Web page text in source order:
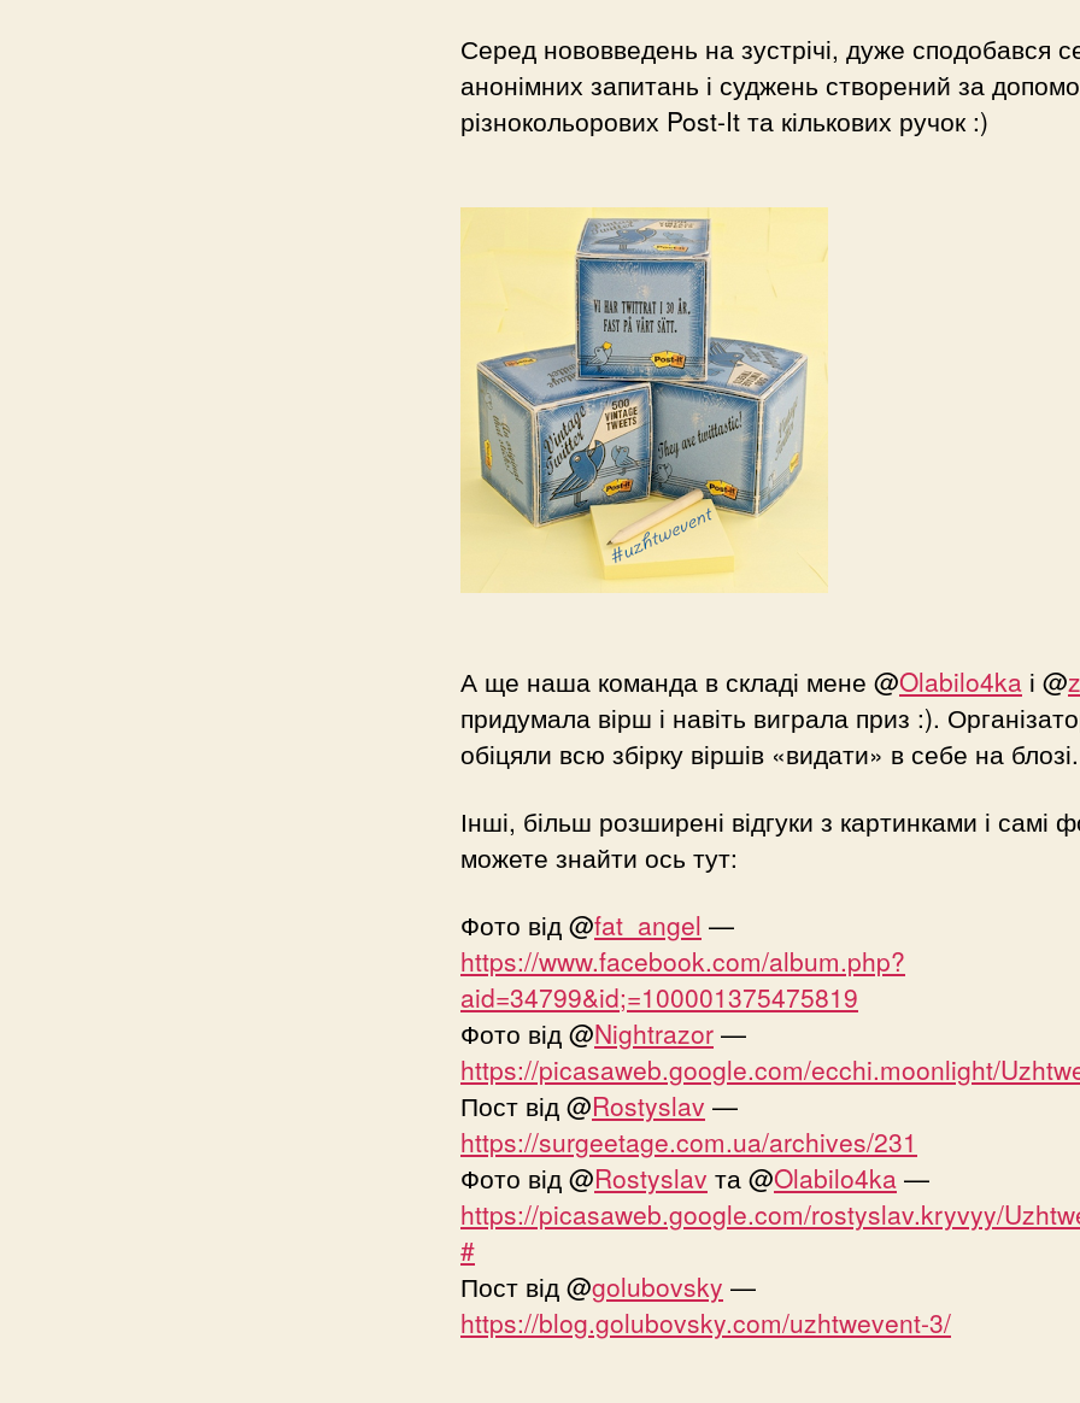
Серед нововведень на зустрічі, дуже сподобався
анонімних запитань і суджень створений за
різнокольорових Post-It та кількових ручок :)
А ще наша команда в складі мене @Olabilo4ka і @
придумала вірш і навіть виграла приз :).
обіцяли всю збірку віршів «видати» в себе на блозі.
Інші, більш розширені відгуки з картинками і самі
можете знайти ось тут:
Фото від @fat_angel —
https://www.facebook.com/album.php?
aid=34799&id;=100001375475819
Фото від @Nightrazor —
https://picasaweb.google.com/ecchi.moonlight/
Пост від @Rostyslav —
https://surgeetage.com.ua/archives/231
Фото від @Rostyslav та @Olabilo4ka —
https://picasaweb.google.com/rostyslav.kryvyy/
#
Пост від @golubovsky —
https://blog.golubovsky.com/uzhtwevent-3/